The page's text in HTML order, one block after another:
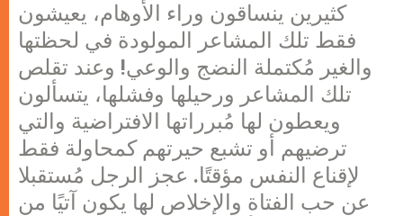
كثيرين ينساقون وراء الأوهام، يعيشون
فقط تلك المشاعر المولودة في لحظتها
والغير مُكتملة النضج والوعي! وعند تقلص
تلك المشاعر ورحيلها وفشلها، يتسألون
ويعطون لها مُبرراتها الافتراضية والتي
ترضيهم أو تشبع حيرتهم كمحاولة فقط
لإقناع النفس مؤقتًا. عجز الرجل مُستقبلا
عن حب الفتاة والإخلاص لها يكون آتيًا من